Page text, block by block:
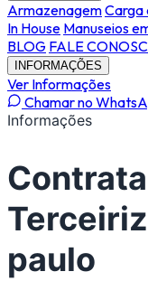
ArmazenagemCarga
In House Manuseios
BLOG FALE
INFORMAÇÕES
Ver Informações
Chamar no
Informações
paulo